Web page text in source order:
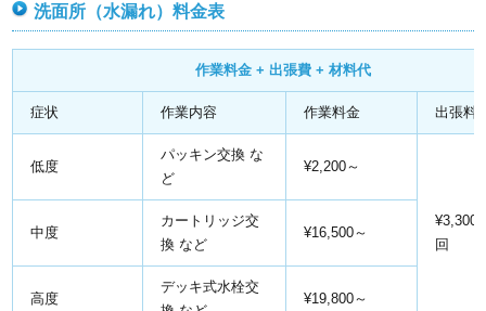
洗面所（水漏れ）料金表
作業料金 + 出張費 + 材料代
症状 作業内容 作業料金 出張料
低度
パッキン交換 な
ど
¥2,200～
¥3,300
回
中度
カートリッジ交
換 など
¥16,500～
高度
デッキ式水栓交
¥19,800～